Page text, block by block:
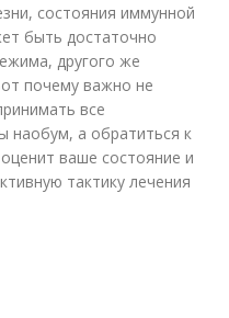
состояния иммунной
быть достаточно
другого же
почему важно не
все
наобум, а обратиться к
ваше состояние и
тактику лечения